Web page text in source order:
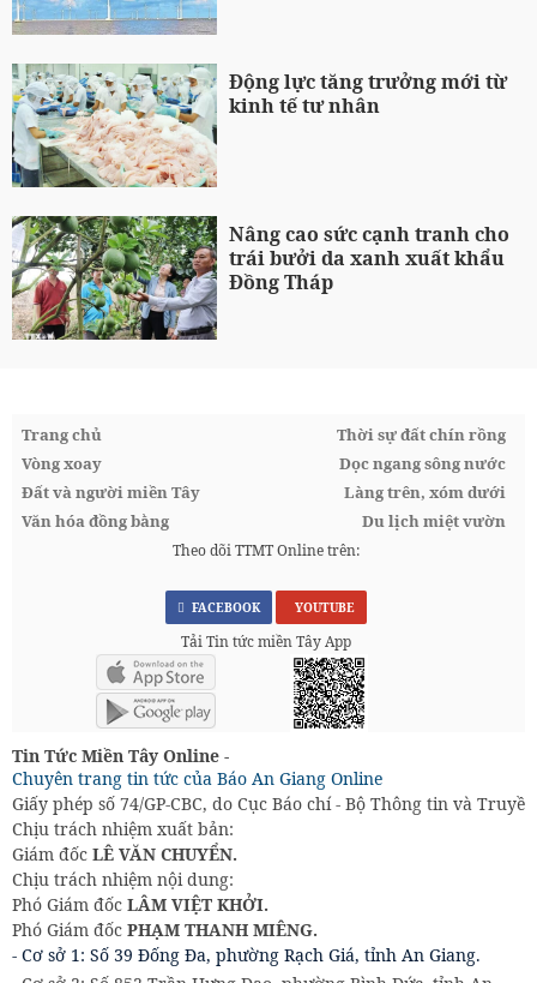
Động lực tăng trưởng mới từ
kinh tế tư nhân
Nâng cao sức cạnh tranh cho
trái bưởi da xanh xuất khẩu
Đồng Tháp
Trang chủ
Thời sự đất chín rồng
Vòng xoay
Dọc ngang sông nước
Đất và người miền Tây
Làng trên, xóm dưới
Văn hóa đồng bằng
Du lịch miệt vườn
Theo dõi TTMT Online trên:
FACEBOOK YOUTUBE
Tải Tin tức miền Tây App
Tin Tức Miền Tây Online -
Chuyên trang tin tức của Báo An Giang Online
Giấy phép số 74/GP-CBC, do Cục Báo chí - Bộ Thông tin và
Chịu trách nhiệm xuất bản:
Giám đốc LÊ VĂN CHUYỂN.
Chịu trách nhiệm nội dung:
Phó Giám đốc LÂM VIỆT KHỞI.
Phó Giám đốc PHẠM THANH MIÊNG.
- Cơ sở 1: Số 39 Đống Đa, phường Rạch Giá, tỉnh An Giang.